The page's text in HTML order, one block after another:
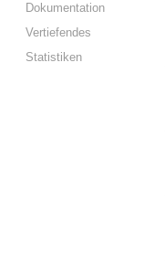
Dokumentation
Vertiefendes
Statistiken